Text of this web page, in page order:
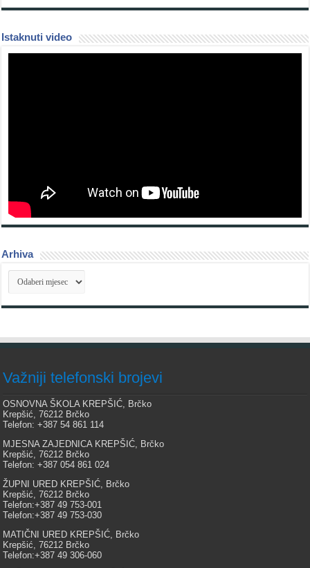
Istaknuti video
Arhiva
Arhiva
Važniji telefonski brojevi
OSNOVNA ŠKOLA KREPŠIĆ, Brčko
Krepšić, 76212 Brčko
Telefon: +387 54 861 114
MJESNA ZAJEDNICA KREPŠIĆ, Brčko
Krepšić, 76212 Brčko
Telefon: +387 054 861 024
ŽUPNI URED KREPŠIĆ, Brčko
Krepšić, 76212 Brčko
Telefon:+387 49 753-001
Telefon:+387 49 753-030
MATIČNI URED KREPŠIĆ, Brčko
Krepšić, 76212 Brčko
Telefon:+387 49 306-060